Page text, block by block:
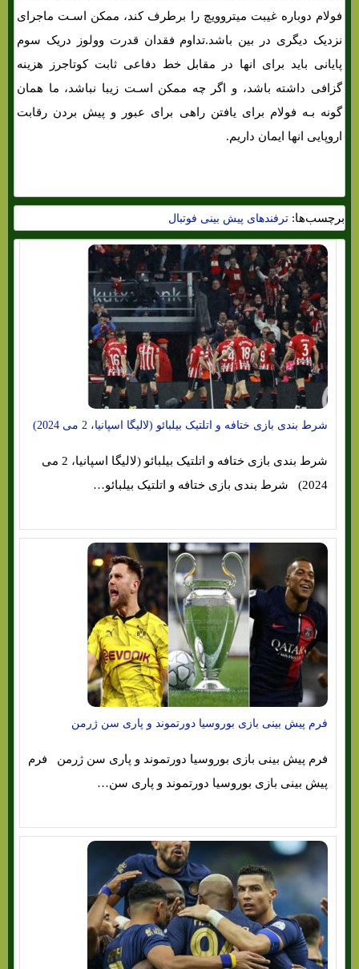
فولام دوباره غیبت میتروویچ را برطرف کند، ممکن اسـت ماجرای
نزدیک دیگری در بین باشد.تداوم فقدان قدرت وولوز دریک سوم
پایانی باید برای انها در مقابل خط دفاعی ثابت کوتاجرز هزینه
گزافی داشته باشد، و اگر چه ممکن اسـت زیبا نباشد، ما همان‌
گونه بـه فولام برای یافتن راهی برای عبور و پیش بردن رقابت
اروپایی انها ایمان داریم.
برچسب‌ها: ترفندهای پیش بینی فوتبال
شرط بندی بازی ختافه و اتلتیک بیلبائو (لالیگا اسپانیا، 2 می 2024)
شرط بندی بازی ختافه و اتلتیک بیلبائو (لالیگا اسپانیا، 2 می
2024) شرط بندی بازی ختافه و اتلتیک بیلبائو…
فرم پیش بینی بازی بوروسیا دورتموند و پاری سن ژرمن
فرم پیش بینی بازی بوروسیا دورتموند و پاری سن ژرمن فرم
پیش بینی بازی بوروسیا دورتموند و پاری سن…